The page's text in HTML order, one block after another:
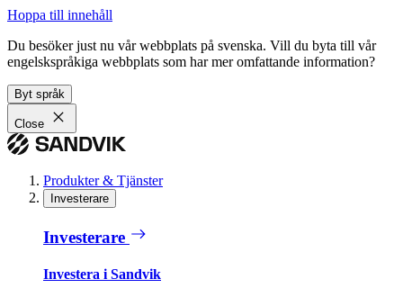
Hoppa till innehåll
Du besöker just nu vår webbplats på svenska. Vill du byta till vår
engelskspråkiga webbplats som har mer omfattande information?
Byt språk
Close
Produkter & Tjänster
Investerare
Investerare
Investera i Sandvik